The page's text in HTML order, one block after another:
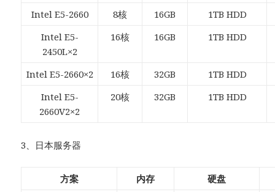
Intel E5-2660
8核 16GB
1TB HDD
Intel E5-
2450L×2
16核 16GB 1TB HDD
Intel E5-2660×2 16核 32GB
1TB HDD
Intel E5-
2660V2×2
20核 32GB 1TB HDD
3、日本服务器
方案 内存
硬盘